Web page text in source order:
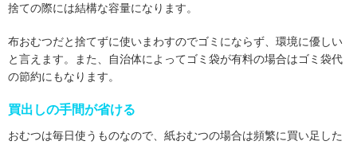
捨ての際には結構な容量になります。
布おむつだと捨てずに使いまわすのでゴミにならず、環境に優しい
と言えます。また、自治体によってゴミ袋が有料の場合はゴミ袋代
の節約にもなります。
買出しの手間が省ける
おむつは毎日使うものなので、紙おむつの場合は頻繁に買い足した